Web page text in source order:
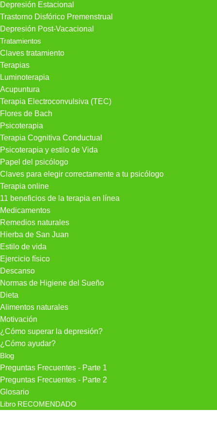
Depresión Estacional
Trastorno Disfórico Premenstrual
Depresión Post-Vacacional
Tratamientos
Claves tratamiento
Terapias
Luminoterapia
Acupuntura
Terapia Electroconvulsiva (TEC)
Flores de Bach
Psicoterapia
Terapia Cognitiva Conductual
Psicoterapia y estilo de Vida
Papel del psicólogo
Claves para elegir correctamente a tu psicólogo
Terapia online
11 beneficios de la terapia en línea
Medicamentos
Remedios naturales
Hierba de San Juan
Estilo de vida
Ejercicio físico
Descanso
Normas de Higiene del Sueño
Dieta
Alimentos naturales
Motivación
¿Cómo superar la depresión?
¿Cómo ayudar?
Blog
Preguntas Frecuentes - Parte 1
Preguntas Frecuentes - Parte 2
Glosario
Libro RECOMENDADO